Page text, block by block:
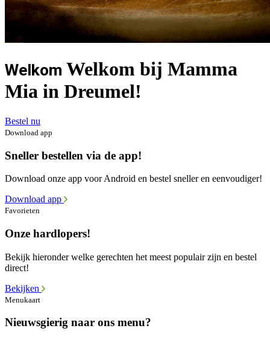
Welkom Welkom bij Mamma
Mia in Dreumel!
Bestel nu
Download app
Sneller bestellen via de app!
Download onze app voor Android en bestel sneller en eenvoudiger!
Download app
Favorieten
Onze hardlopers!
Bekijk hieronder welke gerechten het meest populair zijn en bestel
direct!
Bekijken
Menukaart
Nieuwsgierig naar ons menu?